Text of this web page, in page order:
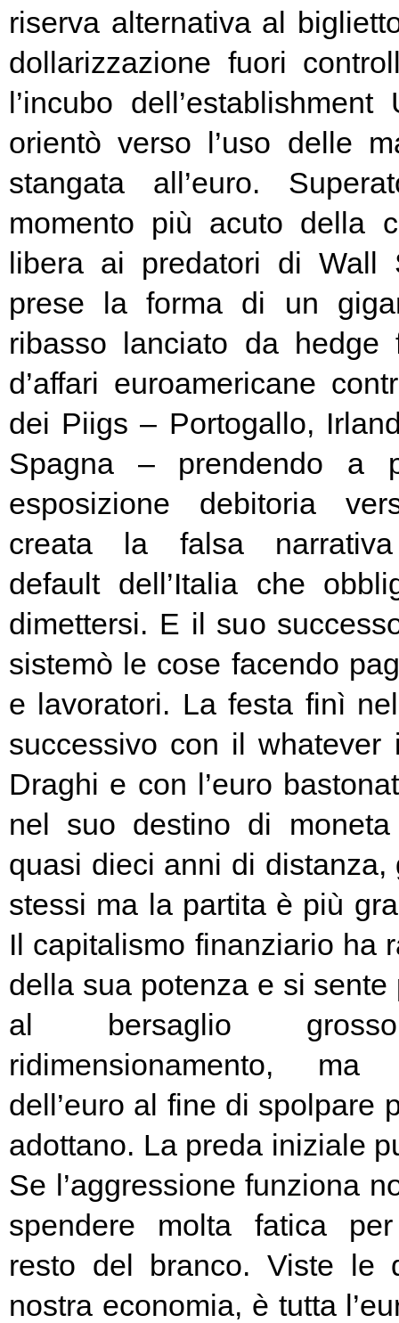
riserva alternativa al
dollarizzazione fuori
l’incubo
orientò verso l’uso delle
stangata all’euro.
momento più acuto della
libera ai predatori di Wall
prese la forma di un
ribasso lanciato da hedge
d’affari euroamericane
dei Piigs – Portogallo,
Spagna – prendendo a
esposizione debitoria
creata la falsa narrativa
default dell’Italia che
dimettersi. E il suo
sistemò le cose facendo
e lavoratori. La festa finì
successivo con il whatever
Draghi e con l’euro
nel suo destino di
quasi dieci anni di
stessi ma la partita è più
Il capitalismo finanziario ha
della sua potenza e si sente
al bersaglio
ridimensionamento,
dell’euro al fine di spolpare
adottano. La preda iniziale
Se l’aggressione funziona
spendere molta fatica
resto del branco. Viste le
nostra economia, è tutta